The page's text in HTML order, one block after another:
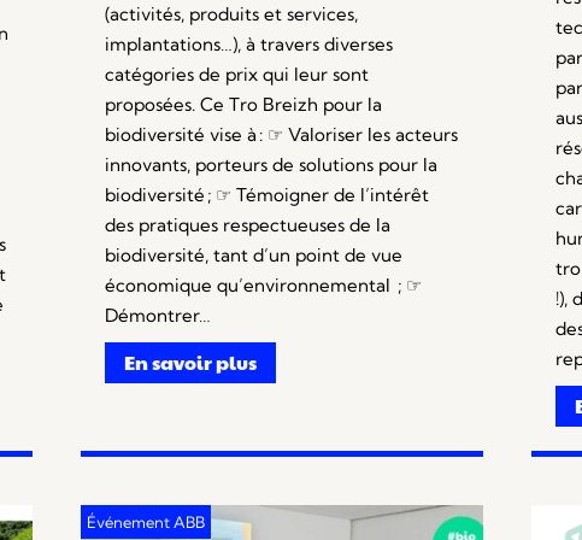
(activités, produits et services,
implantations…), à travers diverses
catégories de prix qui leur sont
proposées. Ce Tro Breizh pour la
biodiversité vise à : ☞ Valoriser les acteurs
innovants, porteurs de solutions pour la
biodiversité ; ☞ Témoigner de l’intérêt
des pratiques respectueuses de la
biodiversité, tant d’un point de vue
économique qu’environnemental ; ☞
Démontrer…
En savoir plus
!),